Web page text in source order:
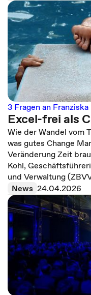
3 Fragen an
Excel-frei als
Wie der Wandel vom
was gutes Change
Veränderung Zeit
Kohl,
und Verwaltung
News 24.04.2026